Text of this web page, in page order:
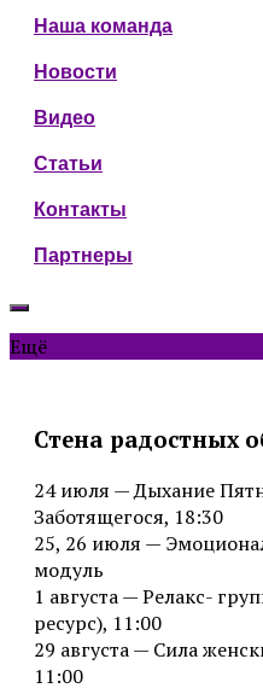
Наша команда
Новости
Видео
Статьи
Контакты
Партнеры
Ещё
Стена радостных
24 июля — Дыхание
Заботящегося, 18:30
25, 26 июля —
модуль
1 августа — Релакс-
ресурс), 11:00
29 августа — Сила
11:00